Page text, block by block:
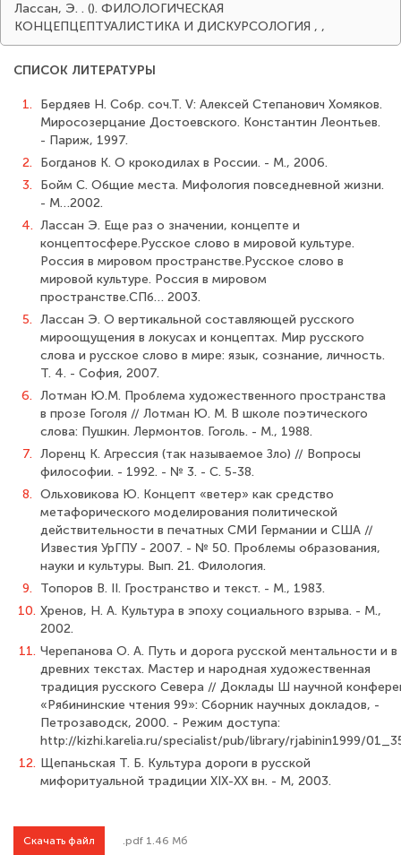
Лассан, Э. . (). ФИЛОЛОГИЧЕСКАЯ
КОНЦЕПЦЕПТУАЛИСТИКА И ДИСКУРСОЛОГИЯ , ,
СПИСОК ЛИТЕРАТУРЫ
1.
Бердяев Н. Собр. соч.Т. V: Алексей Степанович Хомяков.
Миросозерцание Достоевского. Константин Леонтьев.
- Париж, 1997.
2.
Богданов К. О крокодилах в России. - М., 2006.
3.
Бойм С. Общие места. Мифология повседневной жизни.
- М…2002.
4. Лассан Э. Еще раз о значении, концепте и
концептосфере.Русское слово в мировой культуре.
Россия в мировом пространстве.Русское слово в
мировой культуре. Россия в мировом
пространстве.СПб… 2003.
5. Лассан Э. О вертикальной составляющей русского
мироощущения в локусах и концептах. Мир русского
слова и русское слово в мире: язык, сознание, личность.
Т. 4. - София, 2007.
6. Лотман Ю.М. Проблема художественного пространства
в прозе Гоголя // Лотман Ю. М. В школе поэтического
слова: Пушкин. Лермонтов. Гоголь. - М., 1988.
7. Лоренц К. Агрессия (так называемое Зло) // Вопросы
философии. - 1992. - № 3. - С. 5-38.
8. Ольховикова Ю. Концепт «ветер» как средство
метафорического моделирования политической
действительности в печатных СМИ Германии и США //
Известия УрГПУ - 2007. - № 50. Проблемы образования,
науки и культуры. Вып. 21. Филология.
9.
Топоров В. II. Гространство и текст. - М., 1983.
10. Хренов, Н. А. Культура в эпоху социального взрыва. - М.,
2002.
11. Черепанова О. А. Путь и дорога русской ментальности и в
древних текстах. Мастер и народная художественная
традиция русского Севера // Доклады Ш научной
«Рябининские чтения 99»: Сборник научных докладов, -
Петрозаводск, 2000. - Режим доступа:
http://kizhi.karelia.ru/specialist/pub/library/rjabinin1999/
12. Щепаньская Т. Б. Культура дороги в русской
мифоритуальной традиции XIX-XX вн. - М, 2003.
Скачать файл .pdf 1.46 Мб